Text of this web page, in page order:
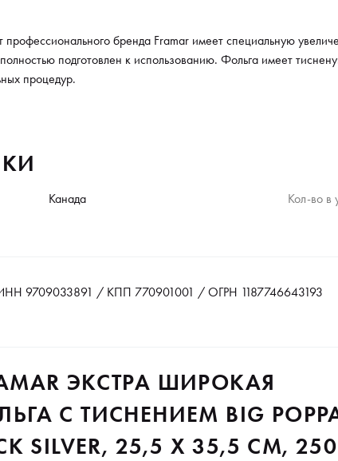
профессионального бренда Framar имеет специальную
подготовлен к использованию. Фольга имеет
процедур.
Канада Кол-во в
9709033891 / КПП 770901001 / ОГРН 1187746643193
ЭКСТРА ШИРОКАЯ
С ТИСНЕНИЕМ BIG
SILVER, 25,5 Х 35,5 СМ, 250